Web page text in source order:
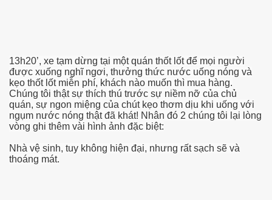
13h20’, xe tạm dừng tại một quán thốt lốt để mọi người
được xuống nghĩ ngơi, thưởng thức nước uống nóng và
kẹo thốt lốt miễn phí, khách nào muốn thì mua hàng.
Chúng tôi thật sự thích thú trước sự niềm nỡ của chủ
quán, sự ngon miệng của chút kẹo thơm dịu khi uống với
ngụm nước nóng thật đã khát! Nhân đó 2 chúng tôi lại lòng
vòng ghi thêm vài hình ảnh đặc biệt:
Nhà vệ sinh, tuy không hiện đại, nhưng rất sạch sẽ và
thoáng mát.